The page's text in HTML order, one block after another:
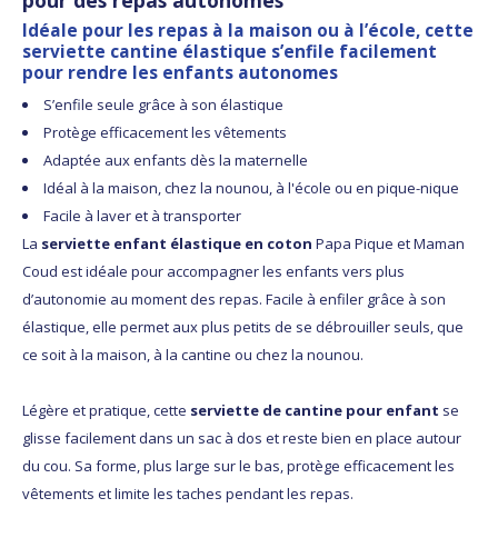
Idéale pour les repas à la maison ou à l’école, cette
serviette cantine élastique s’enfile facilement
pour rendre les enfants autonomes
S’enfile seule grâce à son élastique
Protège efficacement les vêtements
Adaptée aux enfants dès la maternelle
Idéal à la maison, chez la nounou, à l'école ou en pique-nique
Facile à laver et à transporter
La serviette enfant élastique en coton Papa Pique et Maman
Coud est idéale pour accompagner les enfants vers plus
d’autonomie au moment des repas. Facile à enfiler grâce à son
élastique, elle permet aux plus petits de se débrouiller seuls, que
ce soit à la maison, à la cantine ou chez la nounou.
Légère et pratique, cette serviette de cantine pour enfant se
glisse facilement dans un sac à dos et reste bien en place autour
du cou. Sa forme, plus large sur le bas, protège efficacement les
vêtements et limite les taches pendant les repas.